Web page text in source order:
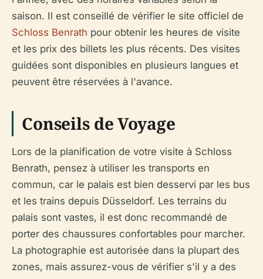
saison. Il est conseillé de vérifier le site officiel de
Schloss Benrath pour obtenir les heures de visite
et les prix des billets les plus récents. Des visites
guidées sont disponibles en plusieurs langues et
peuvent être réservées à l'avance.
Conseils de Voyage
Lors de la planification de votre visite à Schloss
Benrath, pensez à utiliser les transports en
commun, car le palais est bien desservi par les bus
et les trains depuis Düsseldorf. Les terrains du
palais sont vastes, il est donc recommandé de
porter des chaussures confortables pour marcher.
La photographie est autorisée dans la plupart des
zones, mais assurez-vous de vérifier s'il y a des